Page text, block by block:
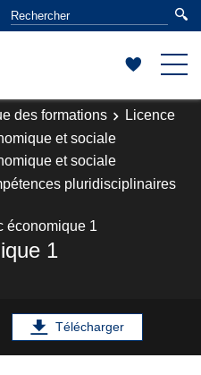
des formations
Licence
et sociale
et sociale
pluridisciplinaires
économique 1
1
Télécharger